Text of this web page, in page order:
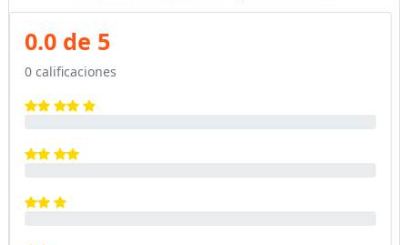
0.0 de 5
0 calificaciones